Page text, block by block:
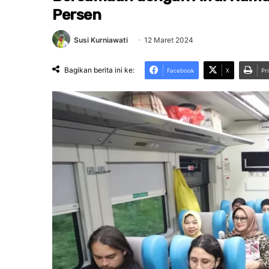
Persen
Susi Kurniawati 12 Maret 2024
Bagikan berita ini ke: Facebook X